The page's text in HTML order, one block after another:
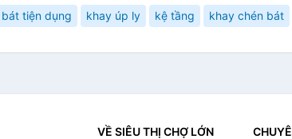
tiện dụng khay úp ly kệ tầng khay chén bát
VỀ SIÊU THỊ CHỢ LỚN